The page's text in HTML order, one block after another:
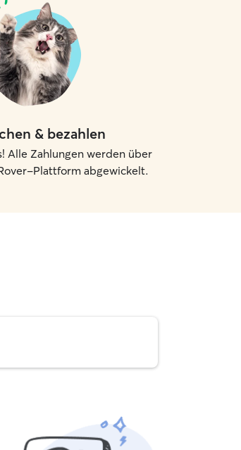
& bezahlen
Alle Zahlungen werden über
Plattform abgewickelt.